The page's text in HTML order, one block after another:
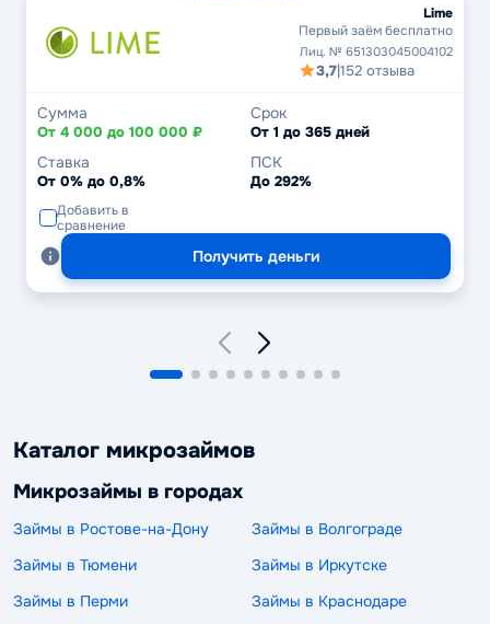
Lime
Первый заём бесплатно
Лиц. № 651303045004102
3,7|152 отзыва
Сумма
От 4 000 до 100 000 ₽
Срок
От 1 до 365 дней
Ставка
От 0% до 0,8%
ПСК
До 292%
Добавить в
сравнение
Получить деньги
Каталог микрозаймов
Микрозаймы в городах
Займы в Ростове-на-Дону
Займы в Волгограде
Займы в Тюмени
Займы в Иркутске
Займы в Перми
Займы в Краснодаре